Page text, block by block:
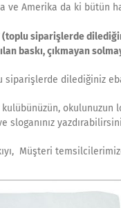
ve Amerika da ki bütün
(toplu siparişlerde
baskı, çıkmayan
siparişlerde dilediğiniz
kulübünüzün,
sloganınız
Müşteri